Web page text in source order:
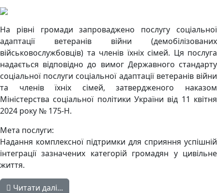
На рівні громади запроваджено послугу соціальної
адаптації ветеранів війни (демобілізованих
військовослужбовців) та членів їхніх сімей. Ця послуга
надається відповідно до вимог Державного стандарту
соціальної послуги соціальної адаптації ветеранів війни
та членів їхніх сімей, затвердженого наказом
Міністерства соціальної політики України від 11 квітня
2024 року № 175-Н.
Мета послуги:
Надання комплексної підтримки для сприяння успішній
інтеграції зазначених категорій громадян у цивільне
життя.
Читати далі...